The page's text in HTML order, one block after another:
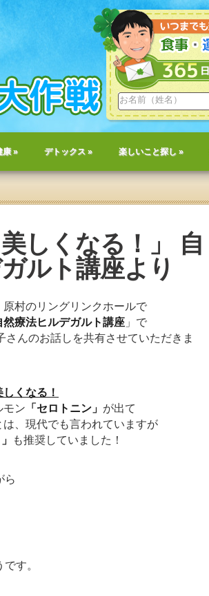
康» デトックス » 楽しいこと探し »
しくなる！」 自
ルト講座より
原村のリングリンクホールで
然療法ヒルデガルト講座 」で
さんのお話しを共有させていただきま
くなる！
モン 「セロトニン」 が出て
は、現代でも言われていますが
も推奨していました！
ら
す。